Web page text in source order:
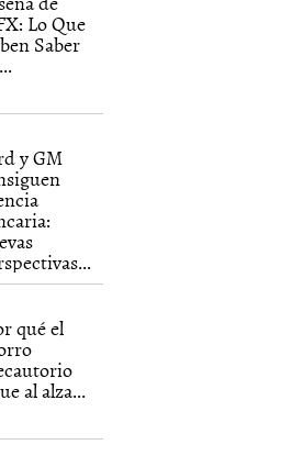
Lo Que
Saber
y GM
qué el
al alza...